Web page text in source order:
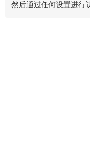
然后通过任何设置进行